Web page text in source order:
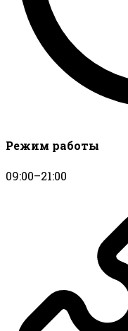
Режим работы
09:00–21:00